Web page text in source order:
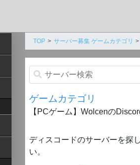
TOP サーバー募集 ゲームカテゴリ
ゲームカテゴリ
【PCゲーム】Wolcenの
ディスコードのサーバーを探
い。